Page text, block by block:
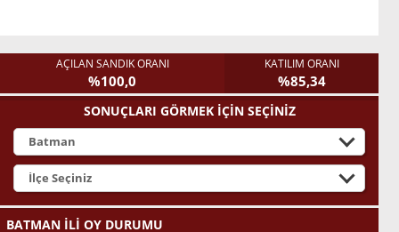
AÇILAN SANDIK ORANI
%100,0
KATILIM ORANI
%85,34
SONUÇLARI GÖRMEK İÇİN SEÇİNİZ
BATMAN İLİ OY DURUMU